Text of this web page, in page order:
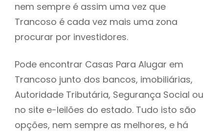
nem sempre é assim uma vez que
Trancoso é cada vez mais uma zona
procurar por investidores.
Pode encontrar Casas Para Alugar em
Trancoso junto dos bancos, imobiliárias,
Autoridade Tributária, Segurança Social ou
no site e-leilões do estado. Tudo isto são
opções, nem sempre as melhores, e há